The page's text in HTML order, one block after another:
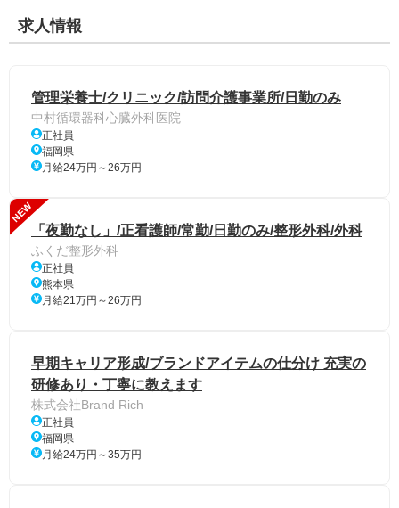
求人情報
管理栄養士/クリニック/訪問介護事業所/日勤のみ
中村循環器科心臓外科医院
正社員
福岡県
月給24万円～26万円
NEW
「夜勤なし」/正看護師/常勤/日勤のみ/整形外科/外科
ふくだ整形外科
正社員
熊本県
月給21万円～26万円
早期キャリア形成/ブランドアイテムの仕分け 充実の
研修あり・丁寧に教えます
株式会社Brand Rich
正社員
福岡県
月給24万円～35万円